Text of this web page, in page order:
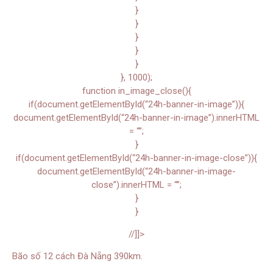
}
}
}
}
}
}, 1000);
function in_image_close(){
if(document.getElementById(“24h-banner-in-image”)){
document.getElementById(“24h-banner-in-image”).innerHTML
= “”;
}
if(document.getElementById(“24h-banner-in-image-close”)){
document.getElementById(“24h-banner-in-image-
close”).innerHTML = “”;
}
}
//]]>
Bão số 12 cách Đà Nẵng 390km.